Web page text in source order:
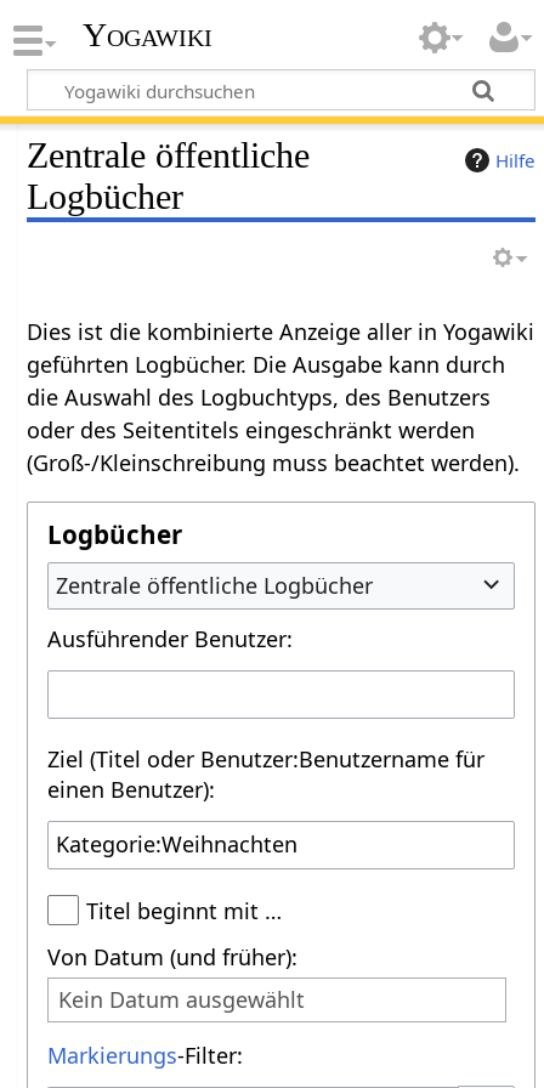
Yogawiki
Hilfe
Zentrale öffentliche
Logbücher
Dies ist die kombinierte Anzeige aller in Yogawiki
geführten Logbücher. Die Ausgabe kann durch
die Auswahl des Logbuchtyps, des Benutzers
oder des Seitentitels eingeschränkt werden
(Groß-/Kleinschreibung muss beachtet werden).
Logbücher
Zentrale öffentliche Logbücher
Ausführender Benutzer:
Ziel (Titel oder Benutzer:Benutzername für
einen Benutzer):
Titel beginnt mit …
Von Datum (und früher):
Kein Datum ausgewählt
Markierungs-Filter: